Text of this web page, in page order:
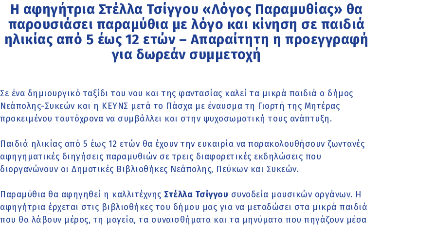
Η αφηγήτρια Στέλλα Τσίγγου «Λόγος Παραμυθίας» θα
παρουσιάσει παραμύθια με λόγο και κίνηση σε παιδιά
ηλικίας από 5 έως 12 ετών – Απαραίτητη η προεγγραφή
για δωρεάν συμμετοχή
Σε ένα δημιουργικό ταξίδι του νου και της φαντασίας καλεί τα μικρά παιδιά ο δήμος
Νεάπολης-Συκεών και η ΚΕΥΝΣ μετά το Πάσχα με έναυσμα τη Γιορτή της Μητέρας
προκειμένου ταυτόχρονα να συμβάλλει και στην ψυχοσωματική τους ανάπτυξη.
Παιδιά ηλικίας από 5 έως 12 ετών θα έχουν την ευκαιρία να παρακολουθήσουν ζωντανές
αφηγηματικές διηγήσεις παραμυθιών σε τρεις διαφορετικές εκδηλώσεις που
διοργανώνουν οι Δημοτικές Βιβλιοθήκες Νεάπολης, Πεύκων και Συκεών.
Παραμύθια θα αφηγηθεί η καλλιτέχνης Στέλλα Τσίγγου συνοδεία μουσικών οργάνων. Η
αφηγήτρια έρχεται στις βιβλιοθήκες του δήμου μας για να μεταδώσει στα μικρά παιδιά
που θα λάβουν μέρος, τη μαγεία, τα συναισθήματα και τα μηνύματα που πηγάζουν μέσα